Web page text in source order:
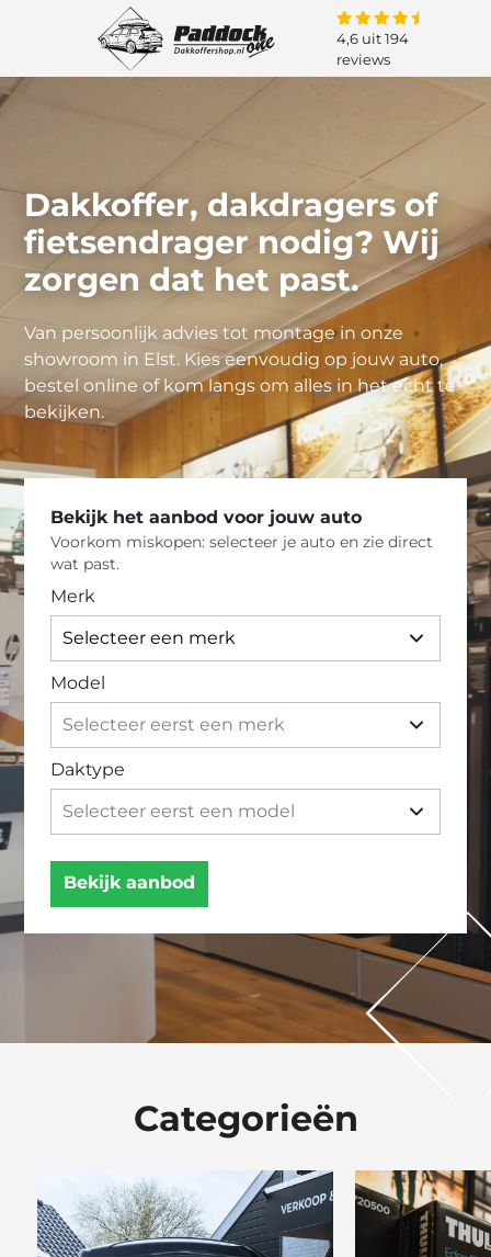
4,6 uit 194
reviews
Dakkoffer, dakdragers of
fietsendrager nodig? Wij
zorgen dat het past.
Van persoonlijk advies tot montage in onze
showroom in Elst. Kies eenvoudig op jouw auto,
bestel online of kom langs om alles in het echt te
bekijken.
Bekijk het aanbod voor jouw auto
Voorkom miskopen: selecteer je auto en zie direct
wat past.
Merk
Model
Daktype
Categorieën